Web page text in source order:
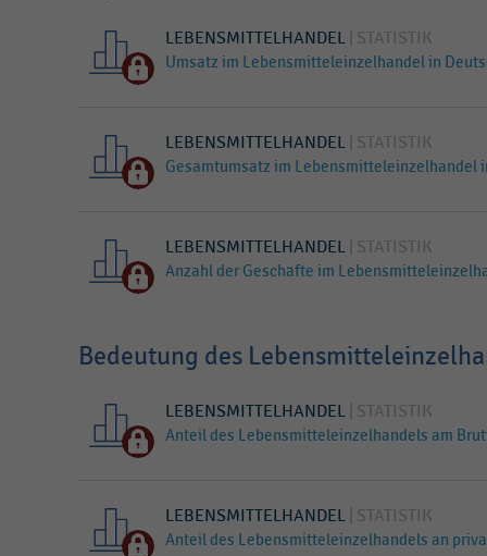
LEBENSMITTELHANDEL STATISTIK
Umsatz im Lebensmitteleinzelhandel in
LEBENSMITTELHANDEL STATISTIK
Gesamtumsatz im Lebensmitteleinzelhandel
LEBENSMITTELHANDEL STATISTIK
Anzahl der Geschäfte im
Bedeutung des
LEBENSMITTELHANDEL STATISTIK
Anteil des Lebensmitteleinzelhandels am
LEBENSMITTELHANDEL STATISTIK
Anteil des Lebensmitteleinzelhandels an